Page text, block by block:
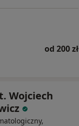
od 200 zł
Wojciech